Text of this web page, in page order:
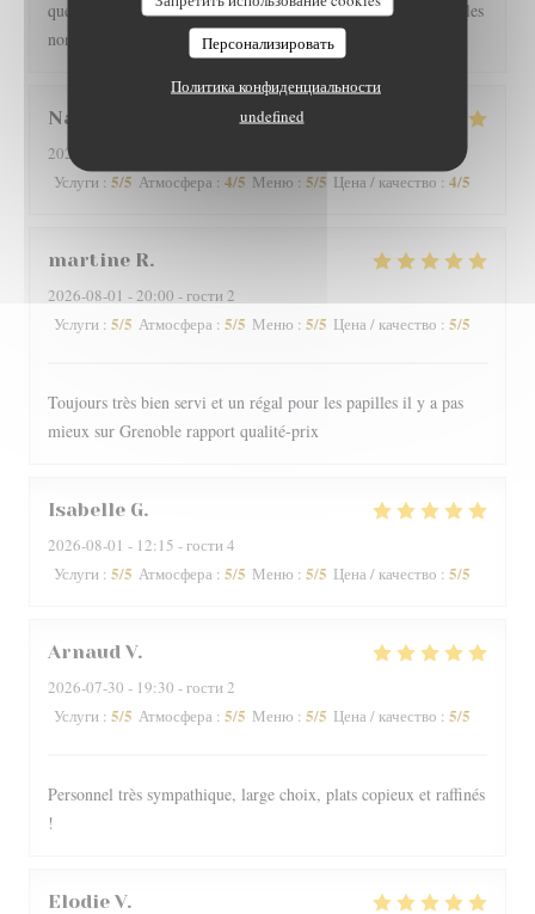
Персонализировать
Политика конфиденциальности
undefined
que les clients soient autorisés à fumer en terrasse, perturbant les
non fumeurs Pas de mauvaise surprise
Nathan
2026-08-01
Услуги : 5/5 Атмосфера : 4/5 Меню : 5/5 Цена / качество : 4/5
martine R
2026-08-01 - 20:00 - гости 2
Услуги : 5/5 Атмосфера : 5/5 Меню : 5/5 Цена / качество : 5/5
Toujours très bien servi et un régal pour les papilles il y a pas
mieux sur Grenoble rapport qualité-prix
Isabelle G
2026-08-01 - 12:15 - гости 4
Услуги : 5/5 Атмосфера : 5/5 Меню : 5/5 Цена / качество : 5/5
Arnaud V
2026-07-30 - 19:30 - гости 2
Услуги : 5/5 Атмосфера : 5/5 Меню : 5/5 Цена / качество : 5/5
Personnel très sympathique, large choix, plats copieux et raffinés
!
Elodie V